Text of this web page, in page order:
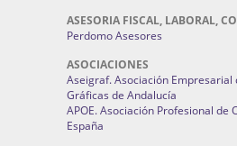
ASESORIA FISCAL, LABORAL,
Perdomo Asesores
ASOCIACIONES
Aseigraf. Asociación Empresarial
Gráficas de Andalucía
APOE. Asociación Profesional de
España